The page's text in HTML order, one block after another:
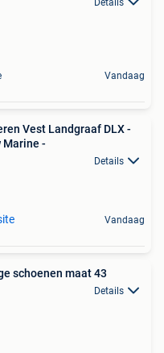
Details
Vandaag
Vest Landgraaf DLX -
Marine -
Details
Vandaag
schoenen maat 43
Details